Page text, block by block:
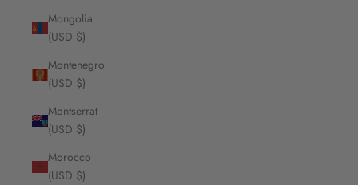
Mongolia
(USD $)
Montenegro
(USD $)
Montserrat
(USD $)
Morocco
(USD $)